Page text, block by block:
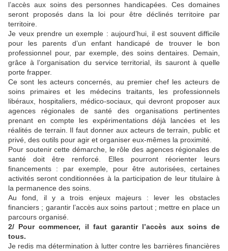
l’accès aux soins des personnes handicapées. Ces domaines
seront proposés dans la loi pour être déclinés territoire par
territoire.
Je veux prendre un exemple : aujourd’hui, il est souvent difficile
pour les parents d’un enfant handicapé de trouver le bon
professionnel pour, par exemple, des soins dentaires. Demain,
grâce à l’organisation du service territorial, ils sauront à quelle
porte frapper.
Ce sont les acteurs concernés, au premier chef les acteurs de
soins primaires et les médecins traitants, les professionnels
libéraux, hospitaliers, médico-sociaux, qui devront proposer aux
agences régionales de santé des organisations pertinentes
prenant en compte les expérimentations déjà lancées et les
réalités de terrain. Il faut donner aux acteurs de terrain, public et
privé, des outils pour agir et organiser eux-mêmes la proximité.
Pour soutenir cette démarche, le rôle des agences régionales de
santé doit être renforcé. Elles pourront réorienter leurs
financements : par exemple, pour être autorisées, certaines
activités seront conditionnées à la participation de leur titulaire à
la permanence des soins.
Au fond, il y a trois enjeux majeurs : lever les obstacles
financiers ; garantir l’accès aux soins partout ; mettre en place un
parcours organisé.
2/ Pour commencer, il faut garantir l’accès aux soins de
tous.
Je redis ma détermination à lutter contre les barrières financières